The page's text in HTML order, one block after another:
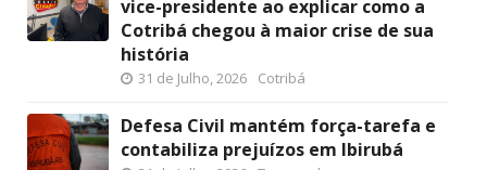
vice-presidente ao explicar como a
Cotribá chegou à maior crise de sua
história
31 de Julho, 2026 Cotribá
Defesa Civil mantém força-tarefa e
contabiliza prejuízos em Ibirubá